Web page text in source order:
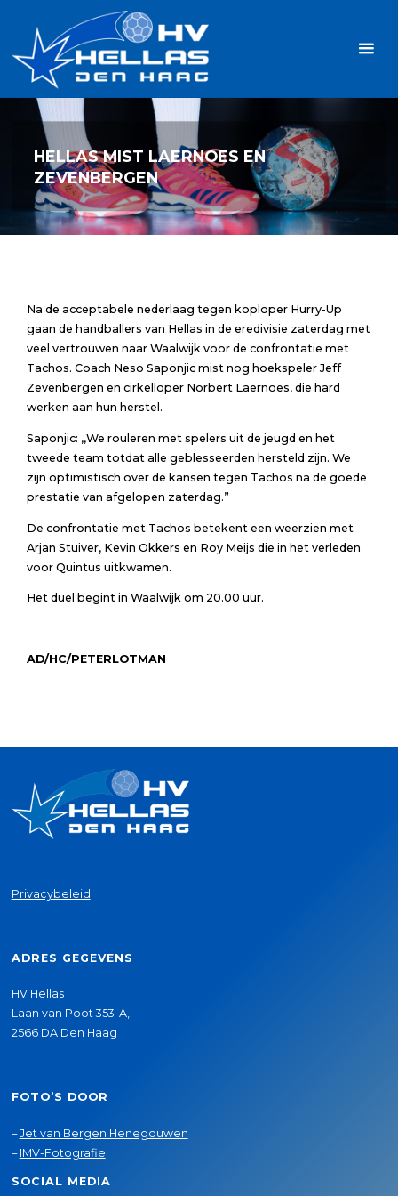
inhoud
HELLAS MIST LAERNOES EN
ZEVENBERGEN
Na de acceptabele nederlaag tegen koploper Hurry-Up
gaan de handballers van Hellas in de eredivisie zaterdag met
veel vertrouwen naar Waalwijk voor de confrontatie met
Tachos. Coach Neso Saponjic mist nog hoekspeler Jeff
Zevenbergen en cirkelloper Norbert Laernoes, die hard
werken aan hun herstel.
Saponjic: ,,We rouleren met spelers uit de jeugd en het
tweede team totdat alle geblesseerden hersteld zijn. We
zijn optimistisch over de kansen tegen Tachos na de goede
prestatie van afgelopen zaterdag.”
De confrontatie met Tachos betekent een weerzien met
Arjan Stuiver, Kevin Okkers en Roy Meijs die in het verleden
voor Quintus uitkwamen.
Het duel begint in Waalwijk om 20.00 uur.
AD/HC/PETERLOTMAN
Privacybeleid
ADRES GEGEVENS
HV Hellas
Laan van Poot 353-A,
2566 DA Den Haag
FOTO’S DOOR
–Jet van Bergen Henegouwen
– IMV-Fotografie
SOCIAL MEDIA